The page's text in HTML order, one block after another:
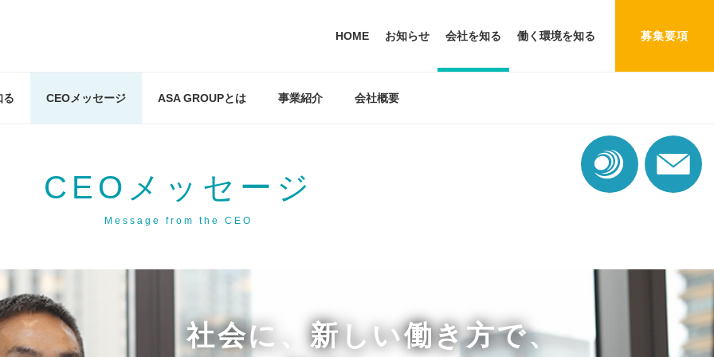
募集要項
HOME お知らせ 会社を知る 働く環境を知る
る CEOメッセージ ASA GROUPとは 事業紹介 会社概要
CEOメッセージ
Message from the CEO
社会に、新しい働き方で、